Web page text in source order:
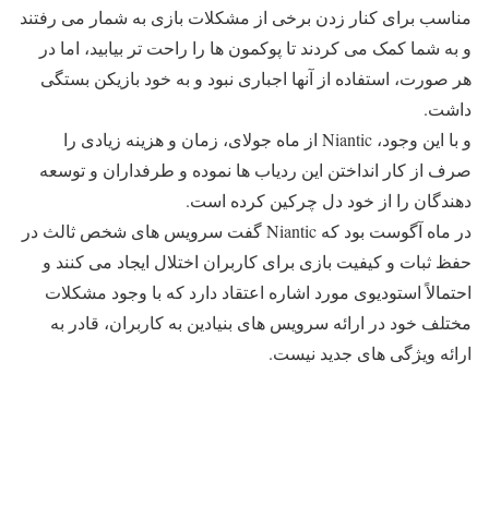
مناسب برای کنار زدن برخی از مشکلات بازی به شمار می رفتند
و به شما کمک می کردند تا پوکمون ها را راحت تر بیابید، اما در
هر صورت، استفاده از آنها اجباری نبود و به خود بازیکن بستگی
داشت.
و با این وجود، Niantic از ماه جولای، زمان و هزینه زیادی را
صرف از کار انداختن این ردیاب ها نموده و طرفداران و توسعه
دهندگان را از خود دل چرکین کرده است.
در ماه آگوست بود که Niantic گفت سرویس های شخص ثالث در
حفظ ثبات و کیفیت بازی برای کاربران اختلال ایجاد می کنند و
احتمالاً استودیوی مورد اشاره اعتقاد دارد که با وجود مشکلات
مختلف خود در ارائه سرویس های بنیادین به کاربران، قادر به
ارائه ویژگی های جدید نیست.